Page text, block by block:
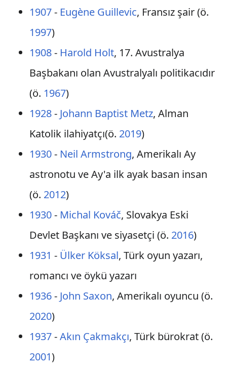
1907- Eugène Guillevic, Fransız şair (ö.
1997)
1908- Harold Holt, 17. Avustralya
Başbakanı olan Avustralyalı politikacıdır
(ö. 1967)
1928- Johann Baptist Metz, Alman
Katolik ilahiyatçı(ö. 2019)
1930- Neil Armstrong, Amerikalı Ay
astronotu ve Ay'a ilk ayak basan insan
(ö. 2012)
1930- Michal Kováč, Slovakya Eski
Devlet Başkanı ve siyasetçi (ö. 2016)
1931 - Ülker Köksal, Türk oyun yazarı,
romancı ve öykü yazarı
1936- John Saxon, Amerikalı oyuncu (ö.
2020)
1937-Akın Çakmakçı, Türk bürokrat (ö.
2001)